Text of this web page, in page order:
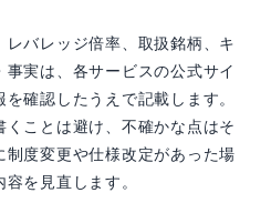
バレッジ倍率、取扱銘柄、キ
実は、各サービスの公式サイ
確認したうえで記載します。
ことは避け、不確かな点はそ
度変更や仕様改定があった場
を見直します。